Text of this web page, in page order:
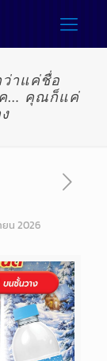
าแค่ชื่อ
ค… คุณก็แค่
น 2026